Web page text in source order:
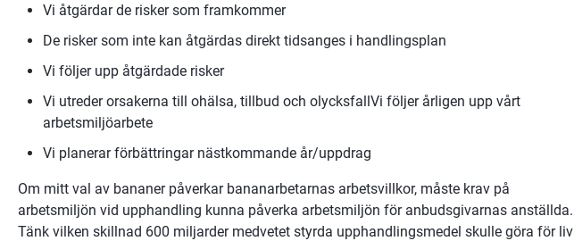
Vi åtgärdar de risker som framkommer
De risker som inte kan åtgärdas direkt tidsanges i handlingsplan
Vi följer upp åtgärdade risker
Vi utreder orsakerna till ohälsa, tillbud och olycksfallVi följer årligen upp vårt
arbetsmiljöarbete
Vi planerar förbättringar nästkommande år/uppdrag
Om mitt val av bananer påverkar bananarbetarnas arbetsvillkor, måste krav på
arbetsmiljön vid upphandling kunna påverka arbetsmiljön för anbudsgivarnas anställda.
Tänk vilken skillnad 600 miljarder medvetet styrda upphandlingsmedel skulle göra för liv